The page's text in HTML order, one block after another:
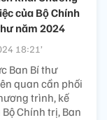
của Bộ Chính
năm 2024
18:21’
Ban Bí thư
quan cần phối
trình, kế
Chính trị, Ban